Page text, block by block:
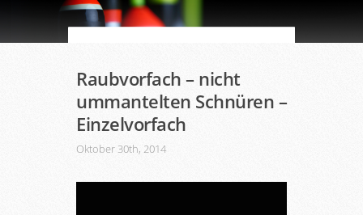
Raubvorfach – nicht
ummantelten Schnüren –
Einzelvorfach
Oktober 30th, 2014